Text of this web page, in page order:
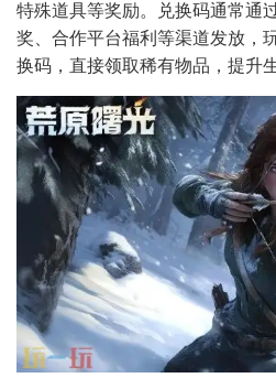
特殊道具等奖励。兑换码通常通
奖、合作平台福利等渠道发放，
换码，直接领取稀有物品，提升